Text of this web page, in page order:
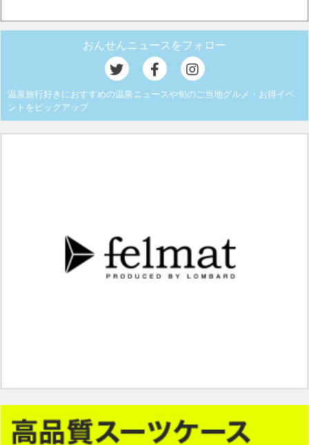
おんせんニュースをフォロー
温泉旅行好きにおすすめの温泉ニュースや旬のご当地グルメ・お得イベ
ントをピックアップ